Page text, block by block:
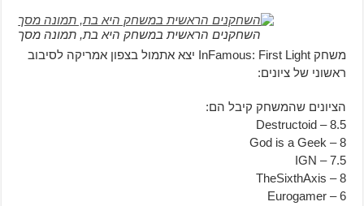
השחקנים הראשית במשחק היא בת, תמונה מסך
משחק InFamous: First Light יצא אתמול בצפון אמריקה לסיבוב
ראשוני של ציונים:
הציונים שהמשחק קיבל הם:
Destructoid – 8.5
God is a Geek – 8
IGN – 7.5
TheSixthAxis – 8
Eurogamer – 6